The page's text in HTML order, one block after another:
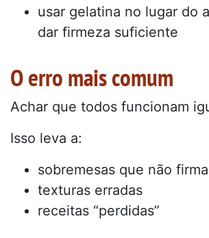
usar gelatina no lugar do
dar firmeza suficiente
O erro mais comum
Achar que todos funcionam
Isso leva a:
sobremesas que não
texturas erradas
receitas “perdidas”